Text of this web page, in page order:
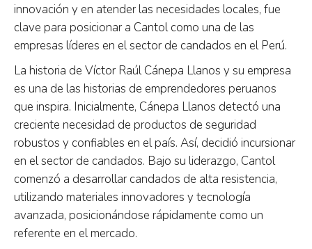
innovación y en atender las necesidades locales, fue
clave para posicionar a Cantol como una de las
empresas líderes en el sector de candados en el Perú.
La historia de Víctor Raúl Cánepa Llanos y su empresa
es una de las historias de emprendedores peruanos
que inspira. Inicialmente, Cánepa Llanos detectó una
creciente necesidad de productos de seguridad
robustos y confiables en el país. Así, decidió incursionar
en el sector de candados. Bajo su liderazgo, Cantol
comenzó a desarrollar candados de alta resistencia,
utilizando materiales innovadores y tecnología
avanzada, posicionándose rápidamente como un
referente en el mercado.